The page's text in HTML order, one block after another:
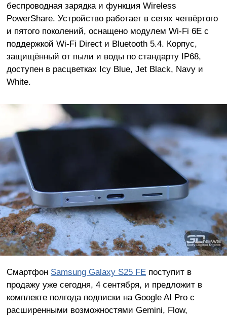
беспроводная зарядка и функция Wireless
PowerShare. Устройство работает в сетях четвёртого
и пятого поколений, оснащено модулем Wi-Fi 6E с
поддержкой Wi-Fi Direct и Bluetooth 5.4. Корпус,
защищённый от пыли и воды по стандарту IP68,
доступен в расцветках Icy Blue, Jet Black, Navy и
White.
Смартфон Samsung Galaxy S25 FEпоступит в
продажу уже сегодня, 4 сентября, и предложит в
комплекте полгода подписки на Google AI Pro с
расширенными возможностями Gemini, Flow,